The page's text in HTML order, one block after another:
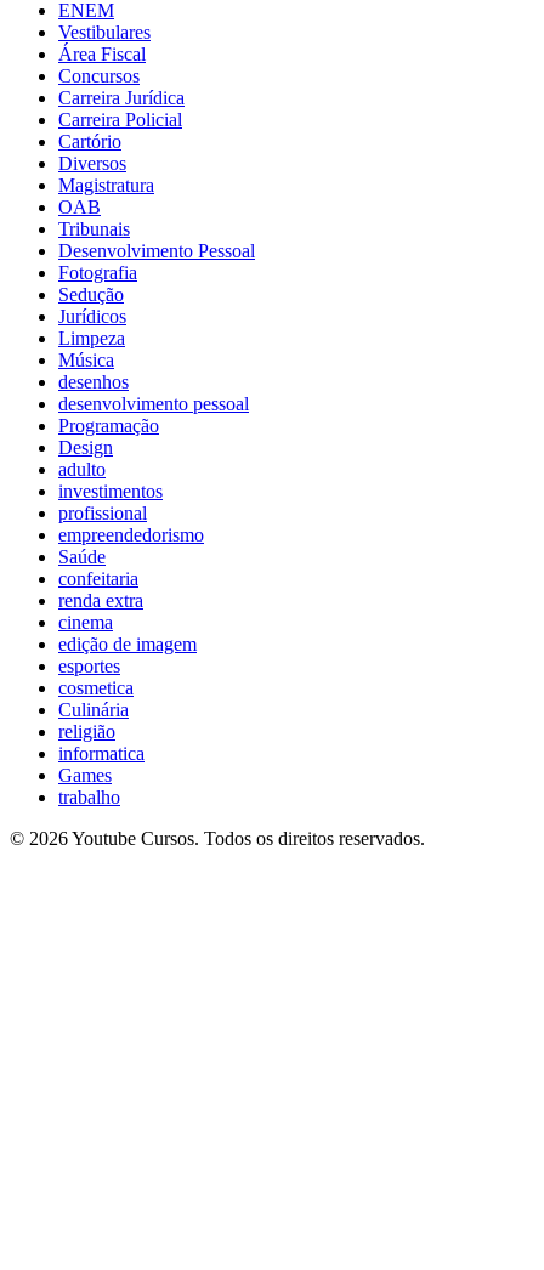
ENEM
Vestibulares
Área Fiscal
Concursos
Carreira Jurídica
Carreira Policial
Cartório
Diversos
Magistratura
OAB
Tribunais
Desenvolvimento Pessoal
Fotografia
Sedução
Jurídicos
Limpeza
Música
desenhos
desenvolvimento pessoal
Programação
Design
adulto
investimentos
profissional
empreendedorismo
Saúde
confeitaria
renda extra
cinema
edição de imagem
esportes
cosmetica
Culinária
religião
informatica
Games
trabalho
© 2026 Youtube Cursos. Todos os direitos reservados.